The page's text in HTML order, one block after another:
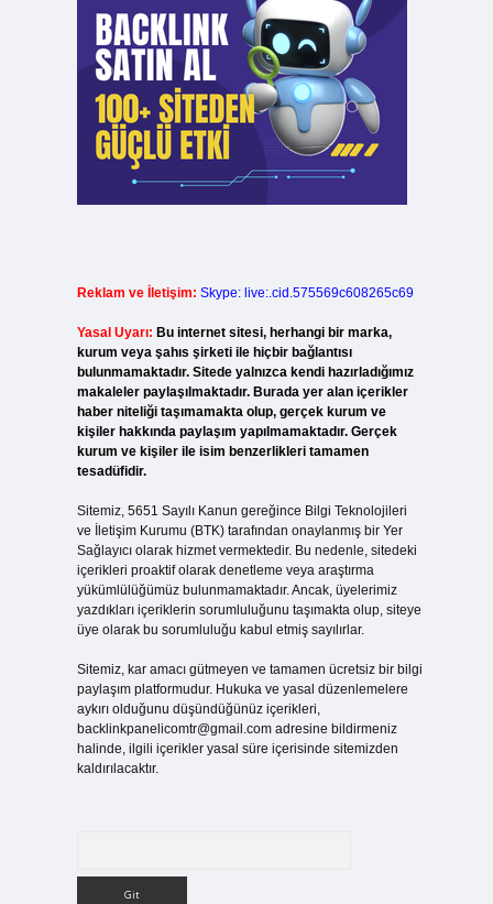
Reklam ve İletişim: Skype: live:.cid.575569c608265c69
Yasal Uyarı: Bu internet sitesi, herhangi bir marka,
kurum veya şahıs şirketi ile hiçbir bağlantısı
bulunmamaktadır. Sitede yalnızca kendi hazırladığımız
makaleler paylaşılmaktadır. Burada yer alan içerikler
haber niteliği taşımamakta olup, gerçek kurum ve
kişiler hakkında paylaşım yapılmamaktadır. Gerçek
kurum ve kişiler ile isim benzerlikleri tamamen
tesadüfidir.
Sitemiz, 5651 Sayılı Kanun gereğince Bilgi Teknolojileri
ve İletişim Kurumu (BTK) tarafından onaylanmış bir Yer
Sağlayıcı olarak hizmet vermektedir. Bu nedenle, sitedeki
içerikleri proaktif olarak denetleme veya araştırma
yükümlülüğümüz bulunmamaktadır. Ancak, üyelerimiz
yazdıkları içeriklerin sorumluluğunu taşımakta olup, siteye
üye olarak bu sorumluluğu kabul etmiş sayılırlar.
Sitemiz, kar amacı gütmeyen ve tamamen ücretsiz bir bilgi
paylaşım platformudur. Hukuka ve yasal düzenlemelere
aykırı olduğunu düşündüğünüz içerikleri,
backlinkpanelicomtr@gmail.comadresine bildirmeniz
halinde, ilgili içerikler yasal süre içerisinde sitemizden
kaldırılacaktır.